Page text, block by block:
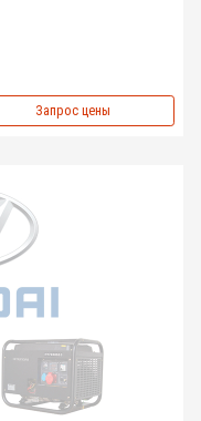
Запрос цены